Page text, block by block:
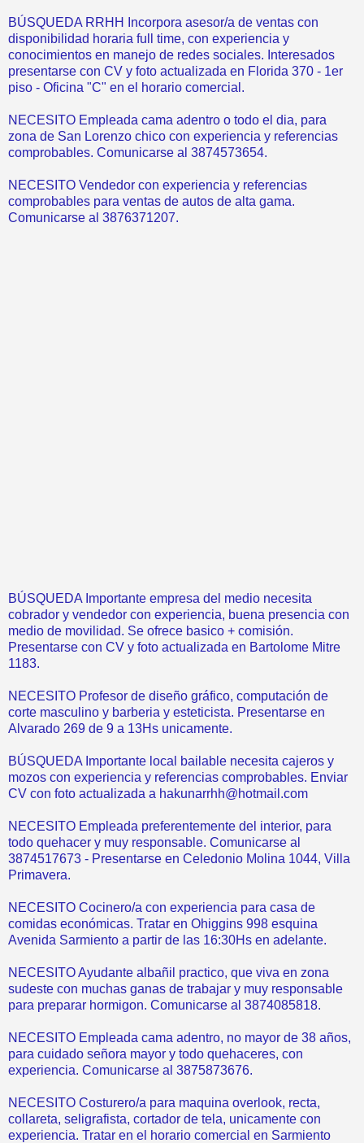
BÚSQUEDA RRHH Incorpora asesor/a de ventas con
disponibilidad horaria full time, con experiencia y
conocimientos en manejo de redes sociales. Interesados
presentarse con CV y foto actualizada en Florida 370 - 1er
piso - Oficina "C" en el horario comercial.
NECESITO Empleada cama adentro o todo el dia, para
zona de San Lorenzo chico con experiencia y referencias
comprobables. Comunicarse al 3874573654.
NECESITO Vendedor con experiencia y referencias
comprobables para ventas de autos de alta gama.
Comunicarse al 3876371207.
BÚSQUEDA Importante empresa del medio necesita
cobrador y vendedor con experiencia, buena presencia con
medio de movilidad. Se ofrece basico + comisión.
Presentarse con CV y foto actualizada en Bartolome Mitre
1183.
NECESITO Profesor de diseño gráfico, computación de
corte masculino y barberia y esteticista. Presentarse en
Alvarado 269 de 9 a 13Hs unicamente.
BÚSQUEDA Importante local bailable necesita cajeros y
mozos con experiencia y referencias comprobables. Enviar
CV con foto actualizada a hakunarrhh@hotmail.com
NECESITO Empleada preferentemente del interior, para
todo quehacer y muy responsable. Comunicarse al
3874517673 - Presentarse en Celedonio Molina 1044, Villa
Primavera.
NECESITO Cocinero/a con experiencia para casa de
comidas económicas. Tratar en Ohiggins 998 esquina
Avenida Sarmiento a partir de las 16:30Hs en adelante.
NECESITO Ayudante albañil practico, que viva en zona
sudeste con muchas ganas de trabajar y muy responsable
para preparar hormigon. Comunicarse al 3874085818.
NECESITO Empleada cama adentro, no mayor de 38 años,
para cuidado señora mayor y todo quehaceres, con
experiencia. Comunicarse al 3875873676.
NECESITO Costurero/a para maquina overlook, recta,
collareta, seligrafista, cortador de tela, unicamente con
experiencia. Tratar en el horario comercial en Sarmiento